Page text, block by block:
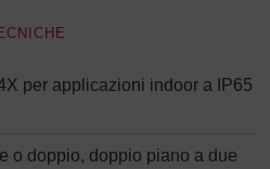
per applicazioni indoor a IP65
o doppio, doppio piano a due